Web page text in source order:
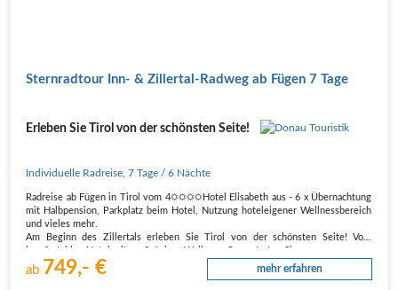
Sternradtour Inn- & Zillertal-Radweg ab Fügen 7 Tage
Erleben Sie Tirol von der schönsten Seite!
Individuelle Radreise ,7 Tage / 6 Nächte
Radreise ab Fügen in Tirol vom 4☼☼☼☼Hotel Elisabeth aus - 6 x Übernachtung
mit Halbpension, Parkplatz beim Hotel, Nutzung hoteleigener Wellnessbereich
und vieles mehr.
Am Beginn des Zillertals erleben Sie Tirol von der schönsten Seite! Vom
ab 749,- € mehr erfahren